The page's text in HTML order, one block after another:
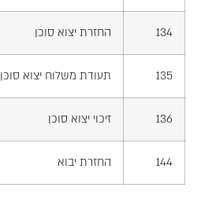
134 החזרת יצוא סוכן
135 תעודת משלוח יצוא סוכן
136 זיכוי יצוא סוכן
144 החזרת יבוא